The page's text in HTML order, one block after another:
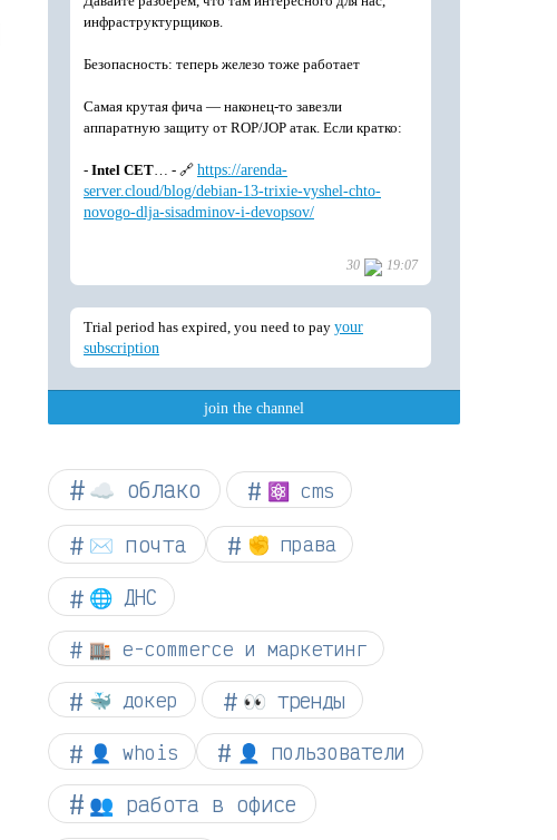
☁︎ облако ⚛ cms
✉️ почта ✊ права
🌐 ДНС
🏬 e-commerce и маркетинг
🐳 докер 👀 тренды
👤 whois 👤 пользователи
👥 работа в офисе